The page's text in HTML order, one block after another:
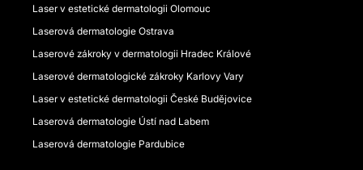
Laser v estetické dermatologii Olomouc
Laserová dermatologie Ostrava
Laserové zákroky v dermatologii Hradec Králové
Laserové dermatologické zákroky Karlovy Vary
Laser v estetické dermatologii České Budějovice
Laserová dermatologie Ústí nad Labem
Laserová dermatologie Pardubice